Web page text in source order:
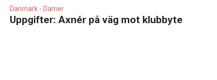
Danmark - Damer
Uppgifter: Axnér på väg mot klubbyte